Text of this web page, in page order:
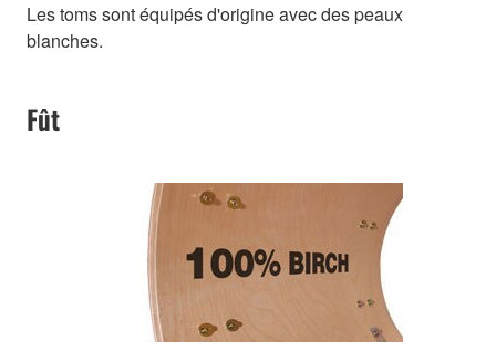
Les toms sont équipés d'origine avec des peaux
blanches.
Fût